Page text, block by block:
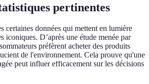
pertinentes
certaines données qui mettent en lumière
iconiques. D’après une étude menée par
préfèrent acheter des produits
de l'environnement. Cela prouve qu'une
peut influer efficacement sur les décisions